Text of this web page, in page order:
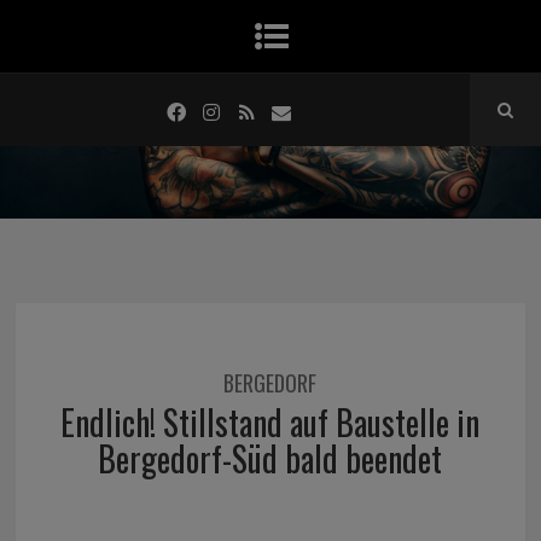
BERGEDORF
Endlich! Stillstand auf Baustelle in
Bergedorf-Süd bald beendet